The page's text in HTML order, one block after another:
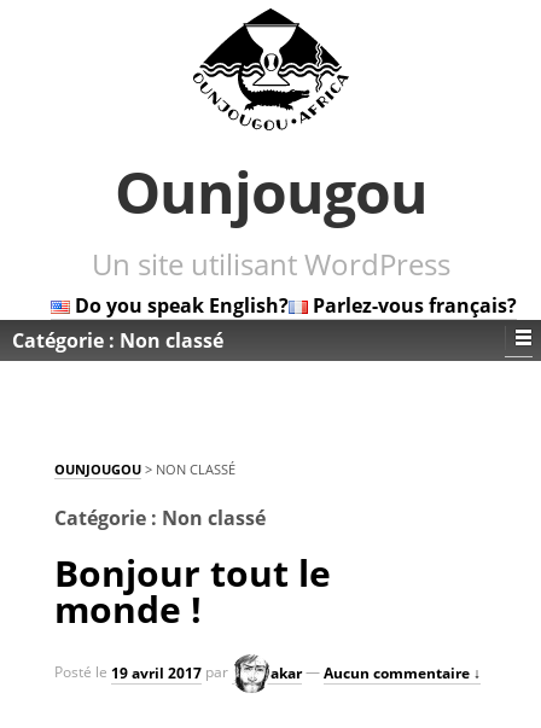
Ounjougou
Un site utilisant WordPress
Do you speak English?
Parlez-vous français?
Catégorie : Non classé
OUNJOUGOU > NON CLASSÉ
Catégorie : Non classé
Bonjour tout le
monde !
Posté le 19 avril 2017 par akar—Aucun commentaire ↓